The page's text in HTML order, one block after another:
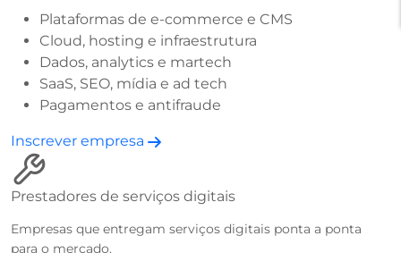
Plataformas de e-commerce e CMS
Cloud, hosting e infraestrutura
Dados, analytics e martech
SaaS, SEO, mídia e ad tech
Pagamentos e antifraude
Inscrever empresa
Prestadores de serviços digitais
Empresas que entregam serviços digitais ponta a ponta
para o mercado.